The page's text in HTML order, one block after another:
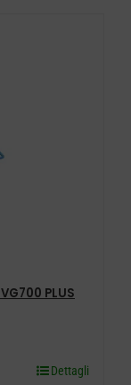
PLUS
Dettagli